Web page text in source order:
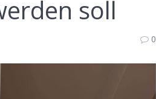
soll
0